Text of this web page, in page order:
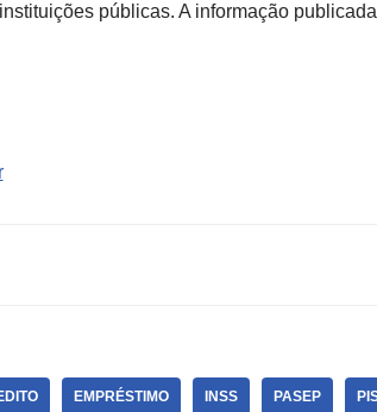
públicas. A informação
EMPRÉSTIMO INSS PASEP